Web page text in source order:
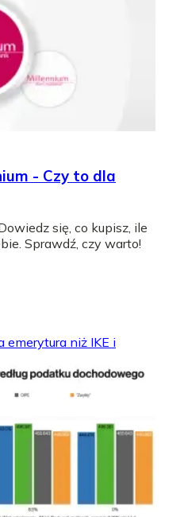
- Czy to dla
się, co kupisz, ile
Sprawdź, czy warto!
emerytura niż IKE i